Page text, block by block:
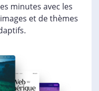
minutes avec les
et de thèmes